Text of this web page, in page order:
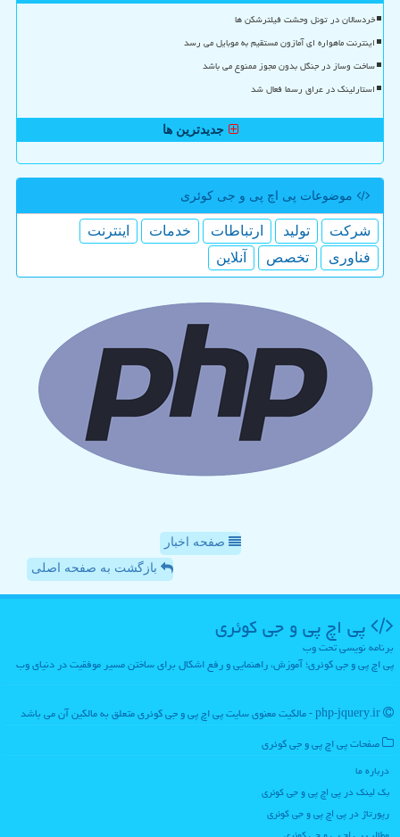
خردسالان در تونل وحشت فیلترشکن ها
اینترنت ماهواره ای آمازون مستقیم به موبایل می رسد
ساخت وساز در جنگل بدون مجوز ممنوع می باشد
استارلینک در عراق رسما فعال شد
جدیدترین ها
موضوعات پی اچ پی و جی كوئری
شركت تولید ارتباطات خدمات
اینترنت
فناوری
تخصص آنلاین
صفحه اخبار
بازگشت به صفحه اصلی
پی اچ پی و جی كوئری
برنامه نویسی تحت وب
پی اچ پی و جی کوئری؛ آموزش، راهنمایی و رفع اشکال برای ساختن مسیر موفقیت در دنیای وب
صفحات پی اچ پی و جی كوئری
درباره ما
بک لینک در پی اچ پی و جی كوئری
رپورتاژ در پی اچ پی و جی كوئری